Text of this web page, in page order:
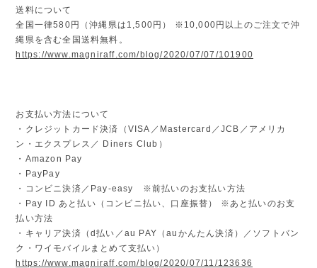
送料について
全国一律580円（沖縄県は1,500円） ※10,000円以上のご注文で沖
縄県を含む全国送料無料。
https://www.magniraff.com/blog/2020/07/07/101900
お支払い方法について
・クレジットカード決済（VISA／Mastercard／JCB／アメリカ
ン・エクスプレス／ Diners Club）
・Amazon Pay
・PayPay
・コンビニ決済／Pay-easy ※前払いのお支払い方法
・Pay ID あと払い（コンビニ払い、口座振替） ※あと払いのお支
払い方法
・キャリア決済（d払い／au PAY（auかんたん決済）／ソフトバン
ク・ワイモバイルまとめて支払い）
https://www.magniraff.com/blog/2020/07/11/123636